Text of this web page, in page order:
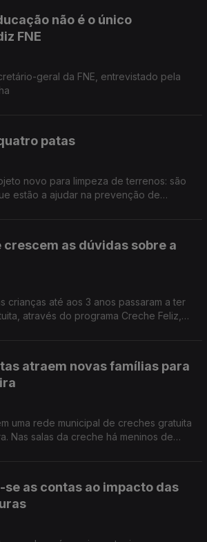
não é o único
FNE
geral da FNE, entrevistado pela
patas
novo para limpeza de terrenos: são
estão a ajudar na prevenção de
crescem as dúvidas sobre a
crianças até aos 3 anos passaram a ter
através do programa Creche Feliz,
atraem novas famílias para
uma rede municipal de creches gratuita
Nas salas da creche há meninos de
se as contas ao impacto das